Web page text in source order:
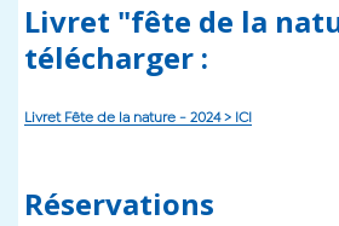
Livret "fête de la
télécharger :
Livret Fête de la nature - 2024 > ICI
Réservations